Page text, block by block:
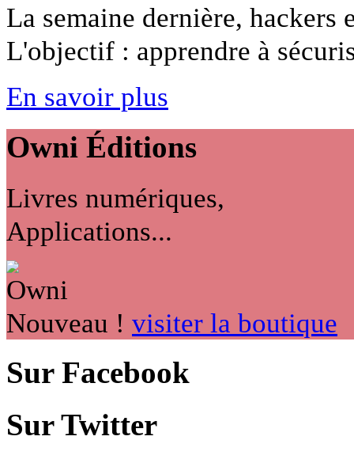
La semaine dernière,
L'objectif : apprendre à
En savoir plus
Owni Éditions
Livres numériques,
Applications...
Nouveau ! visiter la boutique
Sur Facebook
Sur Twitter